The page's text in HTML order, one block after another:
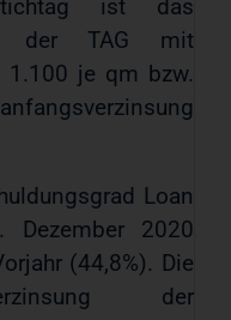
ist das
der TAG mit
1.100 je qm bzw.
Loan
2020
(44,8%). Die
der